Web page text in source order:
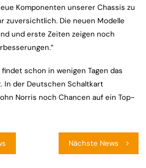
Komponenten unserer Chassis zu
zuversichtlich. Die neuen Modelle
und erste Zeiten zeigen noch
schon in wenigen Tagen das
In der Deutschen Schaltkart
Norris noch Chancen auf ein Top-
Nächste News